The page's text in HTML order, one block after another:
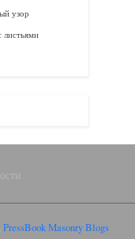
узор
листьями
PressBook Masonry Blogs